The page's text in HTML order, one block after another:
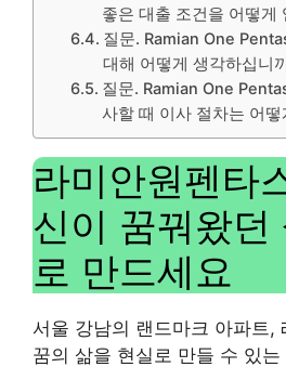
좋은 대출 조건을 어떻게
질문. Ramian One
대해 어떻게 생각하십니
질문. Ramian One
사할 때 이사 절차는 어떻
라미안원펜타
신이 꿈꿔왔던
로 만드세요
서울 강남의 랜드마크 아파트,
꿈의 삶을 현실로 만들 수 있는